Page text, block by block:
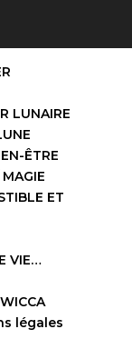
LUNAIRE
ÊTRE
ET
VIE…
légales